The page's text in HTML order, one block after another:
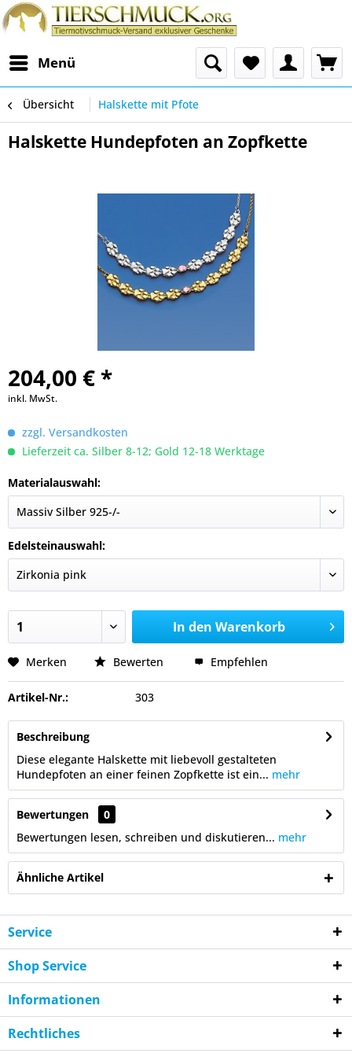
Menü
Übersicht Halskette mit Pfote
Halskette Hundepfoten an Zopfkette
204,00 € *
inkl. MwSt.
zzgl. Versandkosten
Lieferzeit ca. Silber 8-12; Gold 12-18 Werktage
Materialauswahl:
Edelsteinauswahl:
In den Warenkorb
Merken Bewerten Empfehlen
Artikel-Nr.: 303
Beschreibung
Diese elegante Halskette mit liebevoll gestalteten
Hundepfoten an einer feinen Zopfkette ist ein... mehr
Bewertungen
0
Bewertungen lesen, schreiben und diskutieren... mehr
Ähnliche Artikel
Service
Shop Service
Informationen
Rechtliches